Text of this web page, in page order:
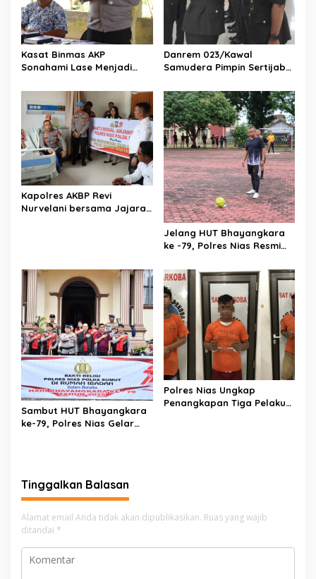
Kasat Binmas AKP
Sonahami Lase Menjadi
Mengikuti Persekutuan Doa
Danrem 023/Kawal
Samudera Pimpin Sertijab
Kapolres AKBP Revi
Nurvelani bersama Jajaran
Jelang HUT Bhayangkara
ke -79, Polres Nias Resmi
Sambut HUT Bhayangkara
ke-79, Polres Nias Gelar
Polres Nias Ungkap
Penangkapan Tiga Pelaku
Tinggalkan Balasan
Alamat email Anda tidak akan dipublikasikan. Ruas yang wajib
ditandai *